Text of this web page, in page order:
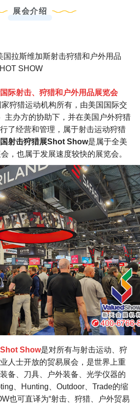
展会介绍
国拉斯维加斯射击狩猎和户外用品
SHOW
射击、狩猎和户外用品展览会
狩猎运动机构所有，由美国国际交
主办方的协助下，并在美国户外狩猎
了经营和管理，属于射击运动狩猎
射击狩猎展Shot Show是属于全美
，也属于发展速度较快的展览会。
Show是对所有与射击运动、狩
人士开放的贸易展会，是世界上重
备、刀具、户外装备、光学仪器的
、Hunting、Outdoor、Trade的缩
也可直译为“射击、狩猎、户外贸易